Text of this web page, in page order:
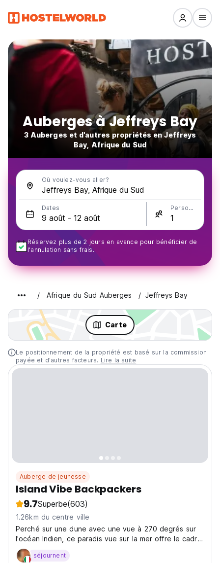
Auberges à Jeffreys Bay
3 Auberges et d'autres propriétés en Jeffreys
Bay, Afrique du Sud
Où voulez-vous aller?
Dates Personnes
Réservez plus de 2 jours en avance pour bénéficier de
l'annulation sans frais.
Afrique du Sud Auberges Jeffreys Bay
Carte
Le positionnement de la propriété est basé sur la commission
payée et d'autres facteurs. Lire la suite
Auberge de jeunesse
Island Vibe Backpackers
9.7Superbe(603)
1.26km du centre ville
Perché sur une dune avec une vue à 270 degrés sur
l'océan Indien, ce paradis vue sur la mer offre le cadre
parfait pour tout passionné de plage. L'excellent spot
de surf de la province du Cap-Oriental!
séjournent